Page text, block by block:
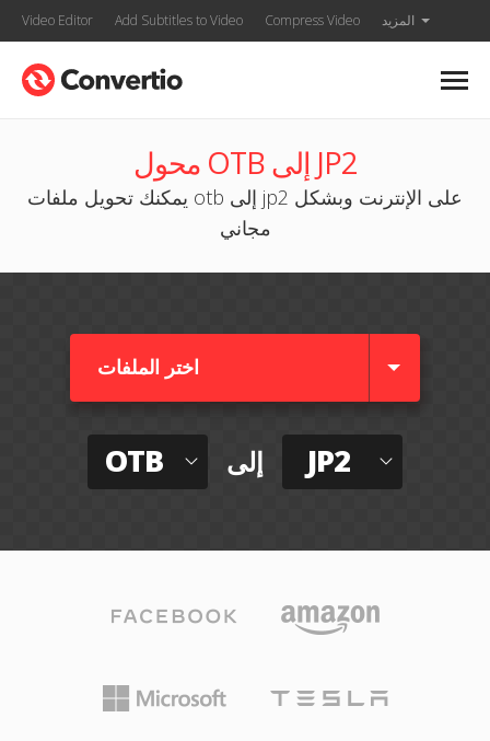
Video Editor Add Subtitles to Video Compress Video المزيد
محول OTB إلى JP2
يمكنك تحويل ملفات otb إلى jp2 على الإنترنت وبشكل
مجاني
اختر الملفات
OTB إلى JP2